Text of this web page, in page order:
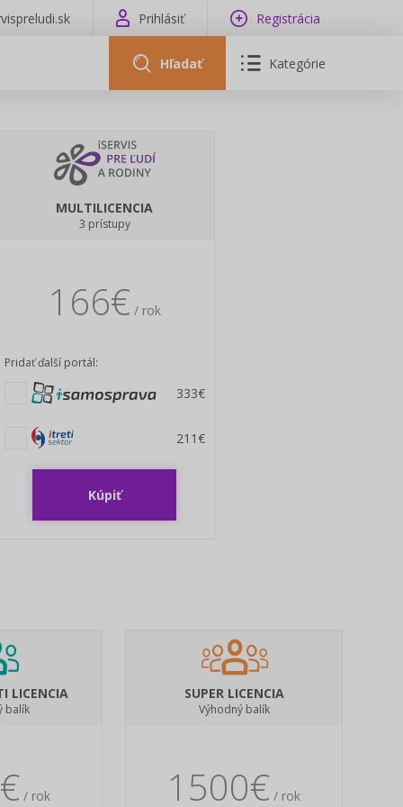
Prihlásiť Registrácia
Hľadať Kategórie
MULTILICENCIA
3 prístupy
166€ / rok
Pridať ďalší portál:
333€
211€
Kúpiť
LICENCIA
balík
/ rok
SUPER LICENCIA
Výhodný balík
1500€ / rok